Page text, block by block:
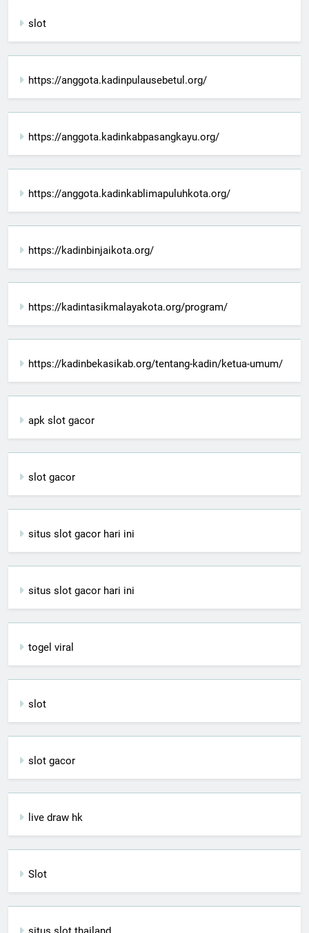
slot
https://anggota.kadinpulausebetul.org/
https://anggota.kadinkabpasangkayu.org/
https://anggota.kadinkablimapuluhkota.org/
https://kadinbinjaikota.org/
https://kadintasikmalayakota.org/program/
https://kadinbekasikab.org/tentang-kadin/ketua-umum/
apk slot gacor
slot gacor
situs slot gacor hari ini
situs slot gacor hari ini
togel viral
slot
slot gacor
live draw hk
Slot